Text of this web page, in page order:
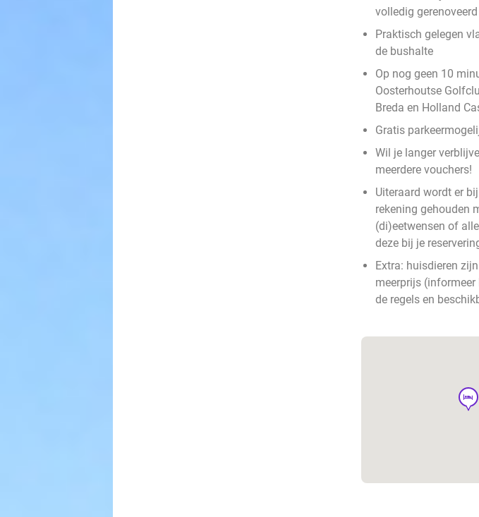
volledig gerenoveerd
Praktisch gelegen
de bushalte
Op nog geen 10
Oosterhoutse
Breda en Holland
Gratis
Wil je langer
meerdere vouchers!
Uiteraard wordt er
rekening gehouden
(di)eetwensen of
deze bij je
Extra: huisdieren
meerprijs
de regels en
hotel